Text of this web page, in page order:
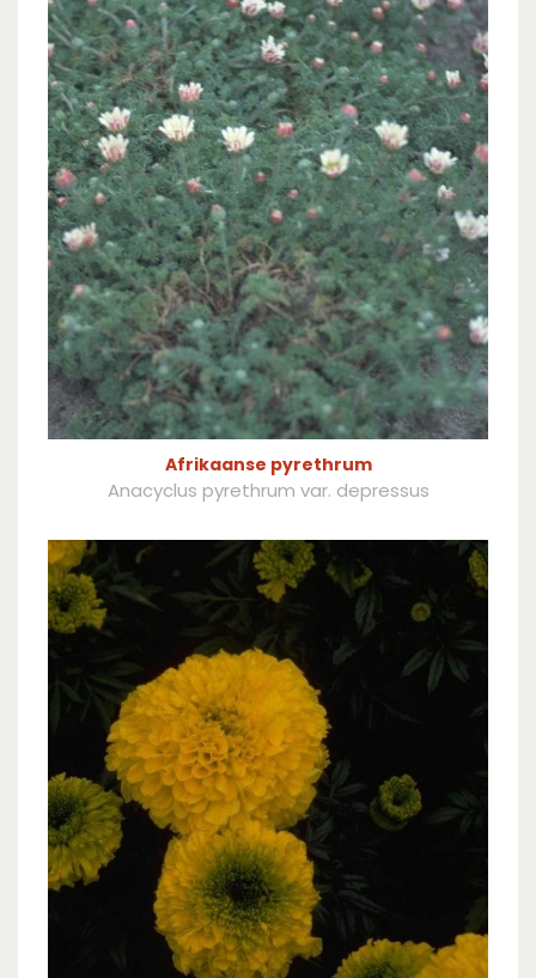
Afrikaanse pyrethrum
Anacyclus pyrethrum var. depressus